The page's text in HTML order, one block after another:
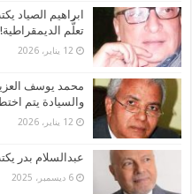
ابراهيم الصياد
تعلُّم الديمقراطية!
12 يناير، 2026
محمد يوسف
والسيادة يتم
12 يناير، 2026
عبدالسلام بدر
6 ديسمبر، 2025